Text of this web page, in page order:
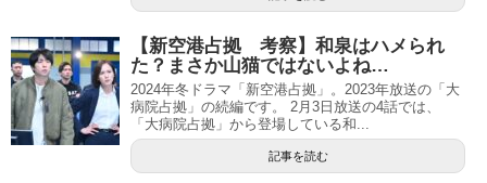
【新空港占拠 考察】和泉はハメられ
た？まさか山猫ではないよね…
2024年冬ドラマ「新空港占拠」。2023年放送の「大
病院占拠」の続編です。 2月3日放送の4話では、
「大病院占拠」から登場している和...
記事を読む